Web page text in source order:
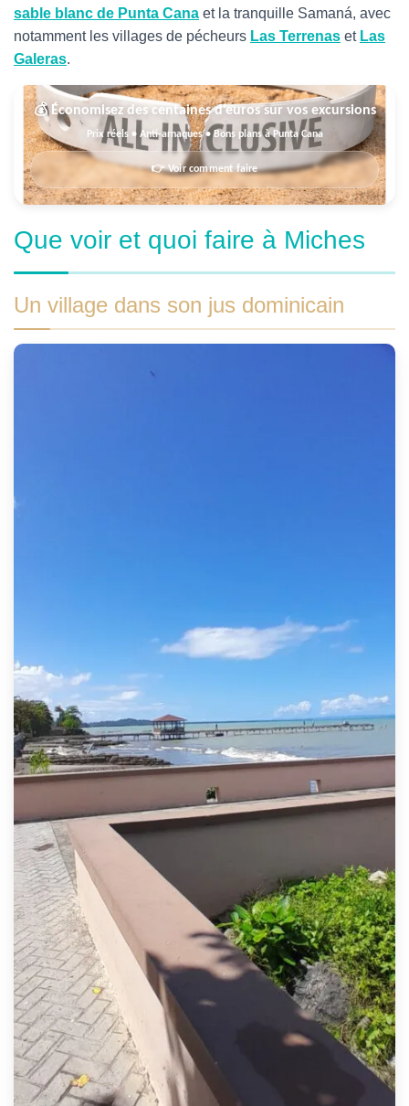
sable blanc de Punta Cana et la tranquille Samaná, avec
notamment les villages de pécheurs Las Terrenas et Las
Galeras.
💰 Économisez des centaines d’euros sur vos excursions
Prix réels • Anti-arnaques • Bons plans à Punta Cana
👉 Voir comment faire
Que voir et quoi faire à Miches
Un village dans son jus dominicain